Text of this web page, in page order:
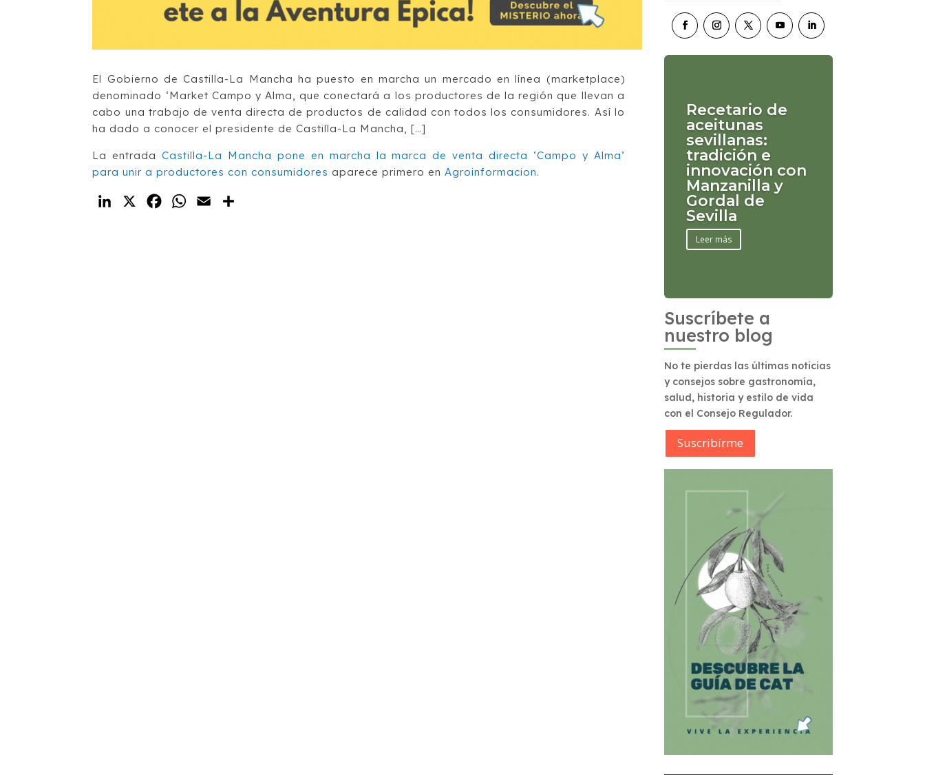
El Gobierno de Castilla-La Mancha ha puesto en marcha un mercado en línea (marketplace)
denominado ‘Market Campo y Alma, que conectará a los productores de la región que llevan a
cabo una trabajo de venta directa de productos de calidad con todos los consumidores. Así lo
ha dado a conocer el presidente de Castilla-La Mancha, […]
La entradaCastilla-La Mancha pone en marcha la marca de venta directa ‘Campo y Alma’
para unir a productores con consumidores aparece primero en Agroinformacion.
LinkedIn
X FacebookWhatsApp
Email
Recetario de
aceitunas
sevillanas:
tradición e
innovación con
Manzanilla y
Gordal de
Sevilla
Leer más
Suscríbete a
nuestro blog
No te pierdas las últimas noticias
y consejos sobre gastronomía,
salud, historia y estilo de vida
con el Consejo Regulador.
Suscribírme